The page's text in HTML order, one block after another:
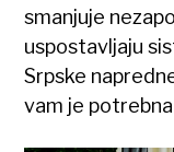
smanjuje
uspostavljaju
Srpske
vam je